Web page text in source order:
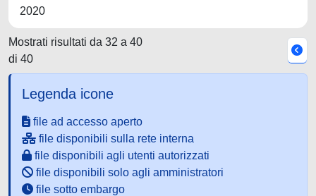
2020
Mostrati risultati da 32 a 40
di 40
Legenda icone
file ad accesso aperto
file disponibili sulla rete interna
file disponibili agli utenti autorizzati
file disponibili solo agli amministratori
file sotto embargo